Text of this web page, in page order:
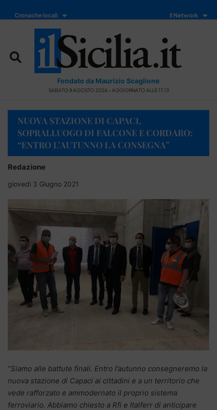
Cronache locali Il Network
Fondato da Maurizio Scaglione
SABATO 8 AGOSTO 2026 - AGGIORNATO ALLE 17:13
NUOVA STAZIONE DI CAPACI,
SOPRALLUOGO DI FALCONE E CORDARO:
“ENTRO L’AUTUNNO LA CONSEGNA”
Redazione
giovedì 3 Giugno 2021
“Siamo alle battute finali. Entro l’autunno consegneremo la
nuova stazione di Capaci ai cittadini e a un territorio che
vede rafforzato e ammodernato il proprio sistema
ferroviario. Abbiamo chiesto a Rfi e Italferr di anticipare